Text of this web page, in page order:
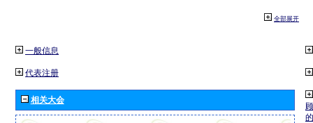
全部展开
一般信息
代表注册
相关大会